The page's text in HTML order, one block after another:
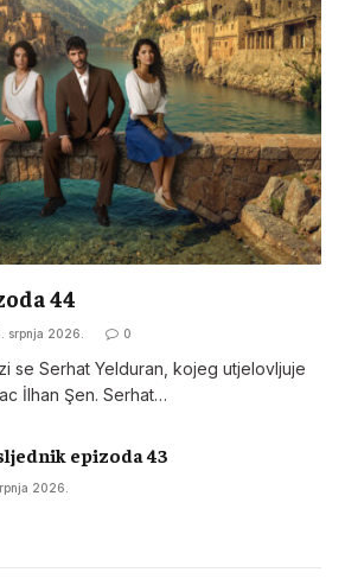
44
srpnja 2026. 0
se Serhat Yelduran, kojeg utjelovljuje
İlhan Şen. Serhat…
epizoda 43
2026.